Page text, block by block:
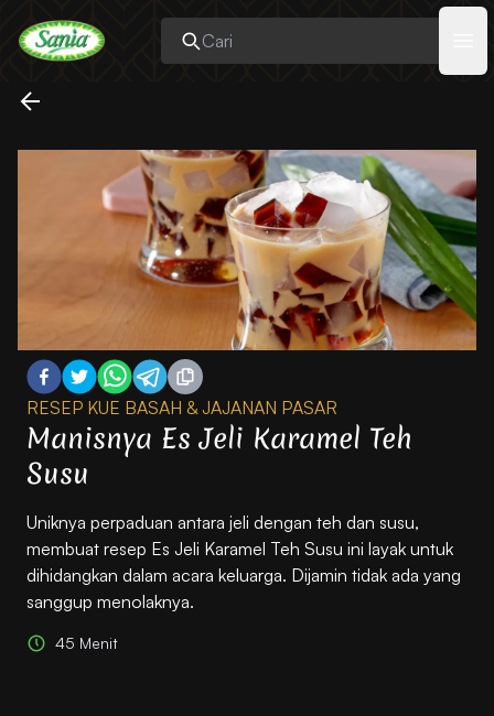
Sania
RESEP KUE BASAH & JAJANAN PASAR
Manisnya Es Jeli Karamel Teh
Susu
Uniknya perpaduan antara jeli dengan teh dan susu,
membuat resep Es Jeli Karamel Teh Susu ini layak untuk
dihidangkan dalam acara keluarga. Dijamin tidak ada yang
sanggup menolaknya.
45 Menit